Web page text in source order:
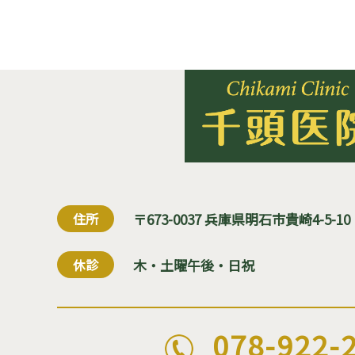
住所 〒673-0037 兵庫県明石市貴崎4-5-10
休診 木・土曜午後・日祝
078-922-